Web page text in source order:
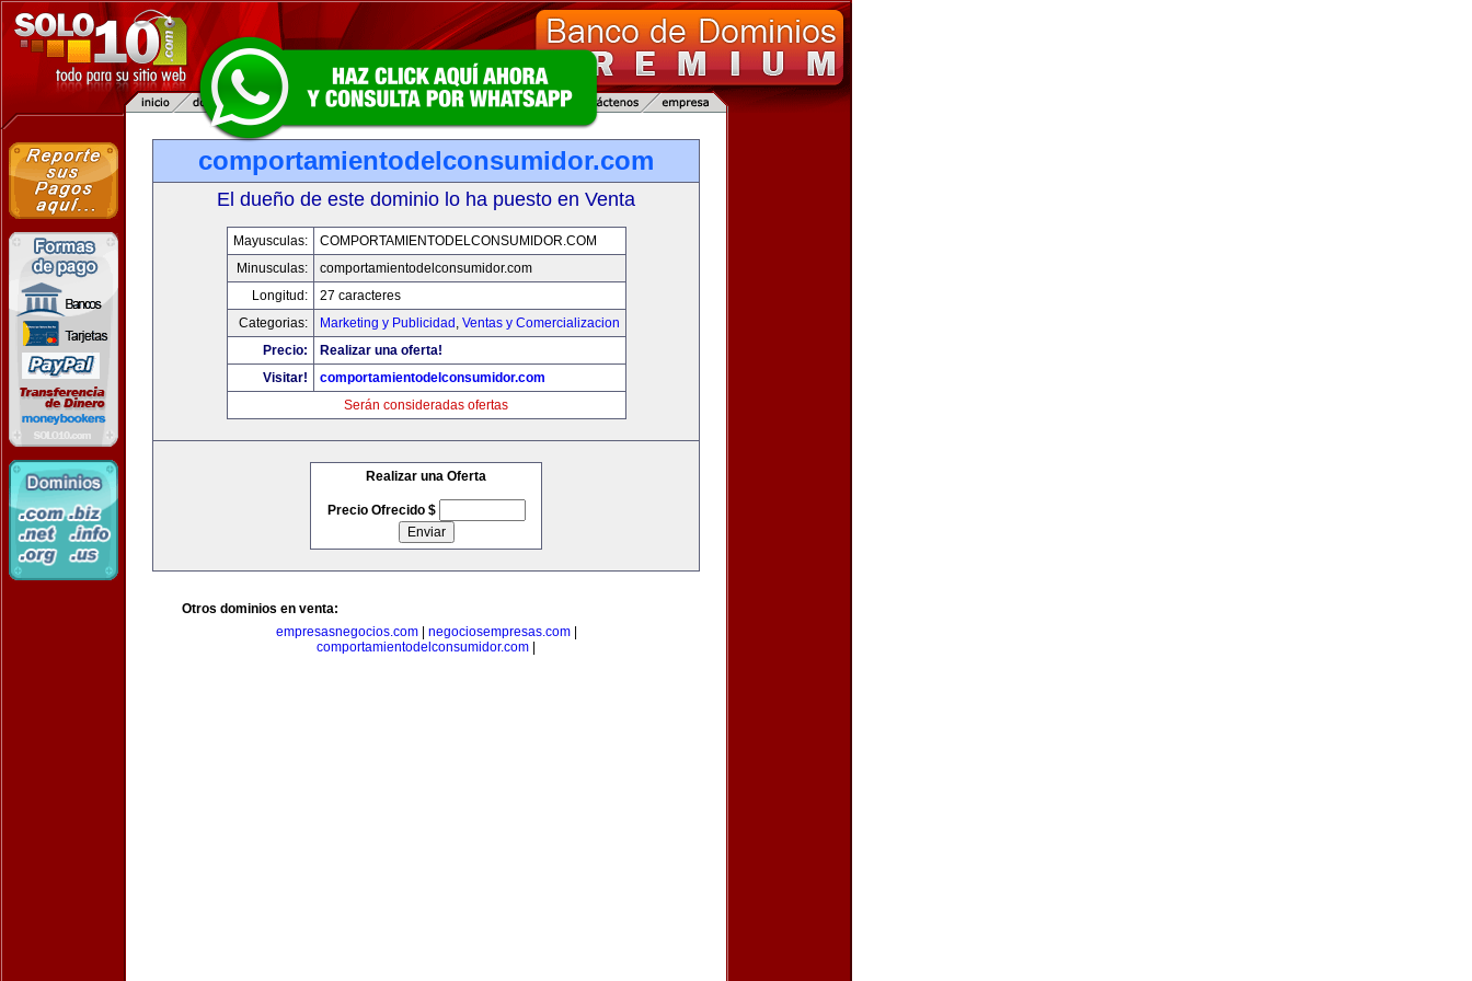
comportamientodelconsumidor.com
El dueño de este dominio lo ha puesto en Venta
Mayusculas:
COMPORTAMIENTODELCONSUMIDOR.COM
Minusculas:
comportamientodelconsumidor.com
Longitud:
27 caracteres
Categorias:
Marketing y Publicidad , Ventas y Comercializacion
Precio:
Realizar una oferta!
Visitar!
comportamientodelconsumidor.com
Serán consideradas ofertas
Realizar una Oferta
Precio Ofrecido $
Otros dominios en venta:
empresasnegocios.com| negociosempresas.com|
comportamientodelconsumidor.com